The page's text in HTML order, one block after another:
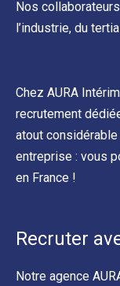
Nos
l’industrie, du
Chez AURA
recrutement
atout considérable
entreprise : vous
en France !
Recruter
Notre agence